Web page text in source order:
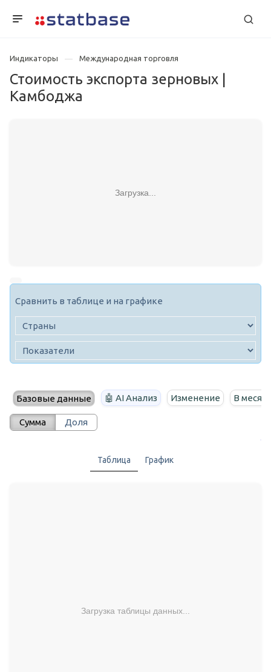
Индикаторы Международная торговля
Стоимость экспорта зерновых |
Камбоджа
Загрузка...
Сравнить в таблице и на графике
Базовые данные 🤖 AI Анализ Изменение В месяц
Сумма Доля
Таблица График
Загрузка таблицы данных...